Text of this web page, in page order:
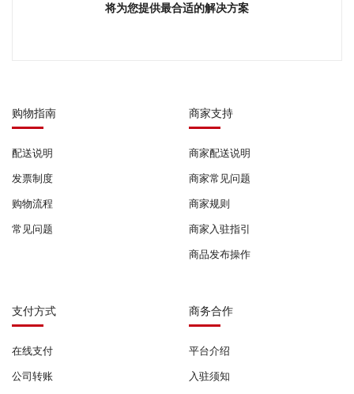
将为您提供最合适的解决方案
购物指南
配送说明
发票制度
购物流程
常见问题
商家支持
商家配送说明
商家常见问题
商家规则
商家入驻指引
商品发布操作
支付方式
在线支付
公司转账
商务合作
平台介绍
入驻须知